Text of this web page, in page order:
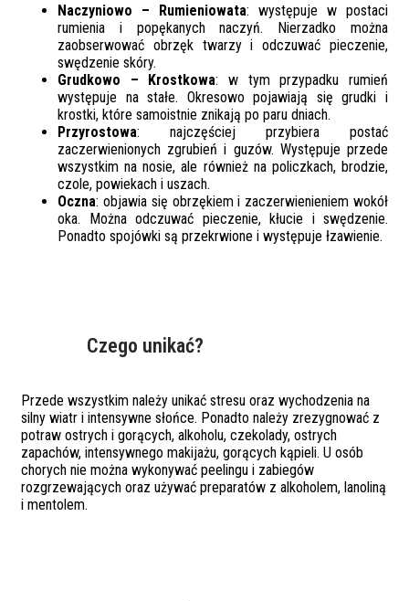
Naczyniowo – Rumieniowata: występuje w postaci
rumienia i popękanych naczyń. Nierzadko można
zaobserwować obrzęk twarzy i odczuwać pieczenie,
swędzenie skóry.
Grudkowo – Krostkowa: w tym przypadku rumień
występuje na stałe. Okresowo pojawiają się grudki i
krostki, które samoistnie znikają po paru dniach.
Przyrostowa: najczęściej przybiera postać
zaczerwienionych zgrubień i guzów. Występuje przede
wszystkim na nosie, ale również na policzkach, brodzie,
czole, powiekach i uszach.
Oczna: objawia się obrzękiem i zaczerwienieniem wokół
oka. Można odczuwać pieczenie, kłucie i swędzenie.
Ponadto spojówki są przekrwione i występuje łzawienie.
Czego unikać?
Przede wszystkim należy unikać stresu oraz wychodzenia na
silny wiatr i intensywne słońce. Ponadto należy zrezygnować z
potraw ostrych i gorących, alkoholu, czekolady, ostrych
zapachów, intensywnego makijażu, gorących kąpieli. U osób
chorych nie można wykonywać peelingu i zabiegów
rozgrzewających oraz używać preparatów z alkoholem, lanoliną
i mentolem.